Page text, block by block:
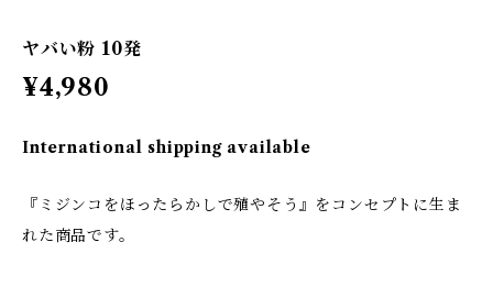
ヤバい粉 10発
¥4,980
International shipping available
『ミジンコをほったらかしで殖やそう』をコンセプトに生ま
れた商品です。